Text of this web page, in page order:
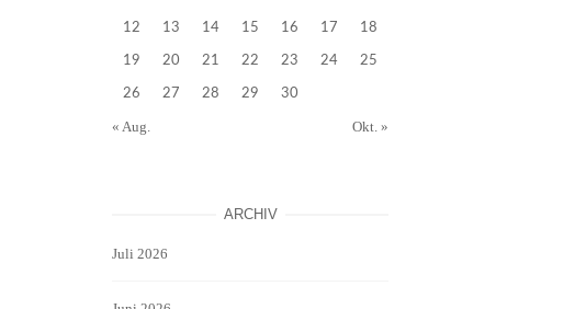
12 13 14 15 16 17 18
19 20 21 22 23 24 25
26 27 28 29 30
« Aug. Okt. »
ARCHIV
Juli 2026